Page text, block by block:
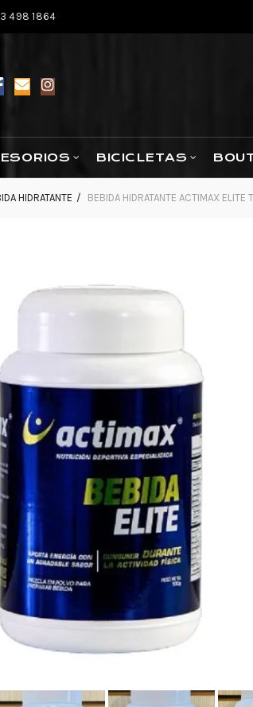
498 1864
BICICLETAS
HIDRATANTE BEBIDA HIDRATANTE ACTIMAX